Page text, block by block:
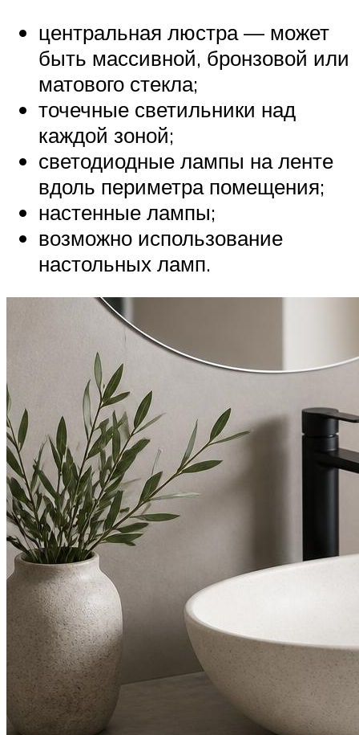
центральная люстра — может
быть массивной, бронзовой или
матового стекла;
точечные светильники над
каждой зоной;
светодиодные лампы на ленте
вдоль периметра помещения;
настенные лампы;
возможно использование
настольных ламп.